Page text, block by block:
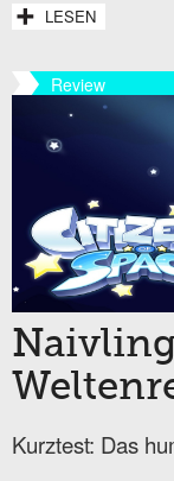
LESEN
Review
Kurztest: Das